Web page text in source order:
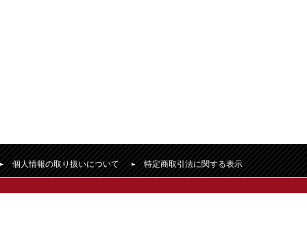
個人情報の取り扱いについて 特定商取引法に関する表示